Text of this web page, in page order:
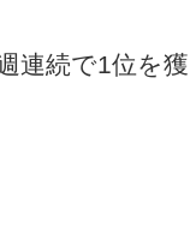
連続で1位を獲